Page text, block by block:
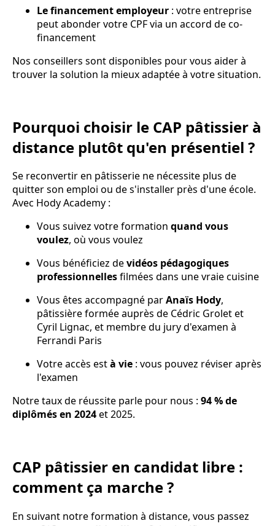
Le financement employeur : votre entreprise
peut abonder votre CPF via un accord de co-
financement
Nos conseillers sont disponibles pour vous aider à
trouver la solution la mieux adaptée à votre situation.
Pourquoi choisir le CAP pâtissier à
distance plutôt qu'en présentiel ?
Se reconvertir en pâtisserie ne nécessite plus de
quitter son emploi ou de s'installer près d'une école.
Avec Hody Academy :
Vous suivez votre formation quand vous
voulez, où vous voulez
Vous bénéficiez devidéos pédagogiques
professionnellesfilmées dans une vraie cuisine
Vous êtes accompagné parAnaïs Hody,
pâtissière formée auprès de Cédric Grolet et
Cyril Lignac, et membre du jury d'examen à
Ferrandi Paris
Votre accès està vie : vous pouvez réviser après
l'examen
Notre taux de réussite parle pour nous : 94 % de
diplômés en 2024et 2025.
CAP pâtissier en candidat libre :
comment ça marche ?
En suivant notre formation à distance, vous passez